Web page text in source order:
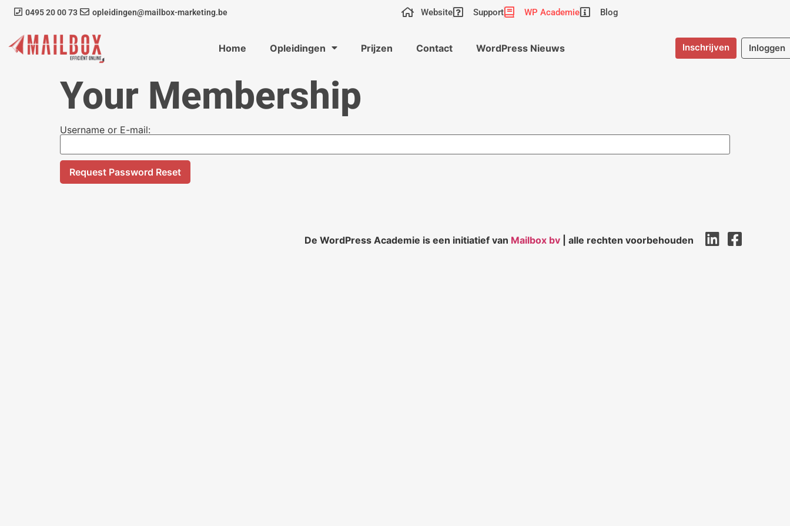
0495 20 00 73 opleidingen@mailbox-marketing.be Website Support WP Academie Blog
Home Opleidingen Prijzen Contact WordPress Nieuws Inschrijven Inloggen
Your Membership
Username or E-mail:
De WordPress Academie is een initiatief van Mailbox bv| alle rechten voorbehouden